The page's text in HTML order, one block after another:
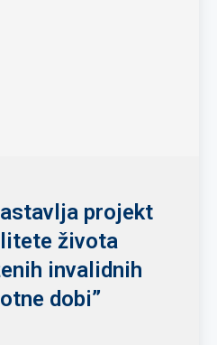
projekt
života
invalidnih
dobi”